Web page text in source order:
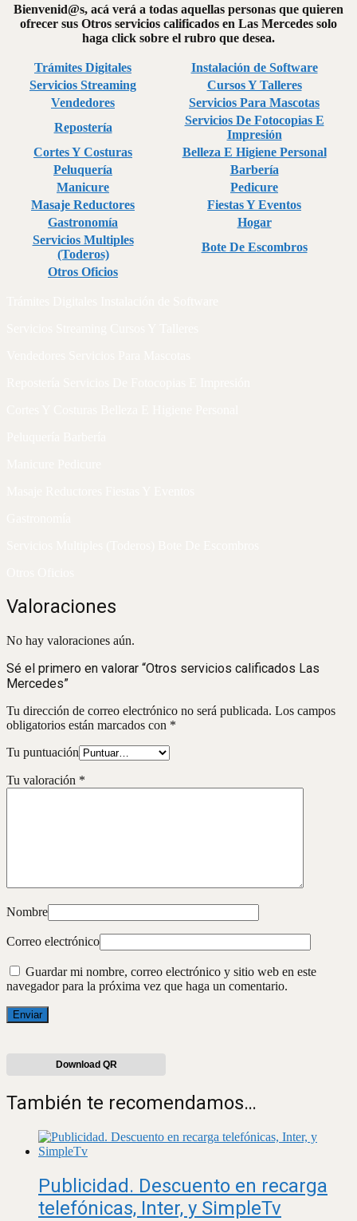
Bienvenid@s, acá verá a todas aquellas personas que quieren
ofrecer sus Otros servicios calificados en Las Mercedes solo
haga click sobre el rubro que desea.
Trámites Digitales
Instalación de Software
Servicios Streaming
Cursos Y Talleres
Vendedores
Servicios Para Mascotas
Repostería
Servicios De Fotocopias E
Impresión
Cortes Y Costuras
Belleza E Higiene Personal
Peluquería
Barbería
Manicure
Pedicure
Masaje Reductores
Fiestas Y Eventos
Gastronomía
Hogar
Servicios Multiples
(Toderos)
Bote De Escombros
Otros Oficios
Valoraciones
No hay valoraciones aún.
Sé el primero en valorar “Otros servicios calificados Las
Mercedes”
Tu dirección de correo electrónico no será publicada. Los campos
obligatorios están marcados con *
Tu puntuación
Tu valoración *
Nombre
Correo electrónico
Guardar mi nombre, correo electrónico y sitio web en este
navegador para la próxima vez que haga un comentario.
Download QR
También te recomendamos…
Publicidad. Descuento en recarga
telefónicas, Inter, y SimpleTv